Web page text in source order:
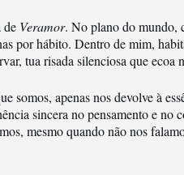
de Veramor. No plano do mundo,
por hábito. Dentro de mim,
tua risada silenciosa que ecoa
somos, apenas nos devolve à
sincera no pensamento e
mesmo quando não nos